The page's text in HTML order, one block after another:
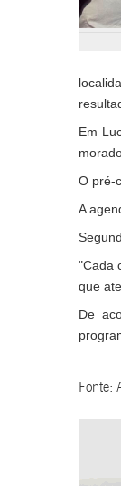
Em
O pré-
A
"Cada
que
De
Fonte: